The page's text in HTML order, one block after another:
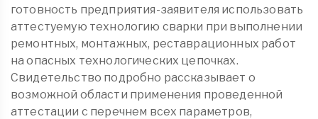
готовность предприятия-заявителя использовать
аттестуемую технологию сварки при выполнении
ремонтных, монтажных, реставрационных работ
на опасных технологических цепочках.
Свидетельство подробно рассказывает о
возможной области применения проведенной
аттестации с перечнем всех параметров,